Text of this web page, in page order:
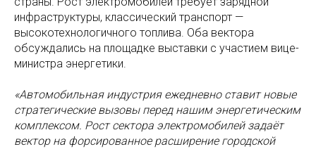
инфраструктуры, классический транспорт —
высокотехнологичного топлива. Оба вектора
обсуждались на площадке выставки с участием вице-
министра энергетики.
«Автомобильная индустрия ежедневно ставит новые
стратегические вызовы перед нашим энергетическим
комплексом. Рост сектора электромобилей задаёт
вектор на форсированное расширение городской